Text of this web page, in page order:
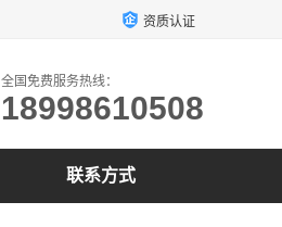
资质认证
全国免费服务热线：
18998610508
联系方式